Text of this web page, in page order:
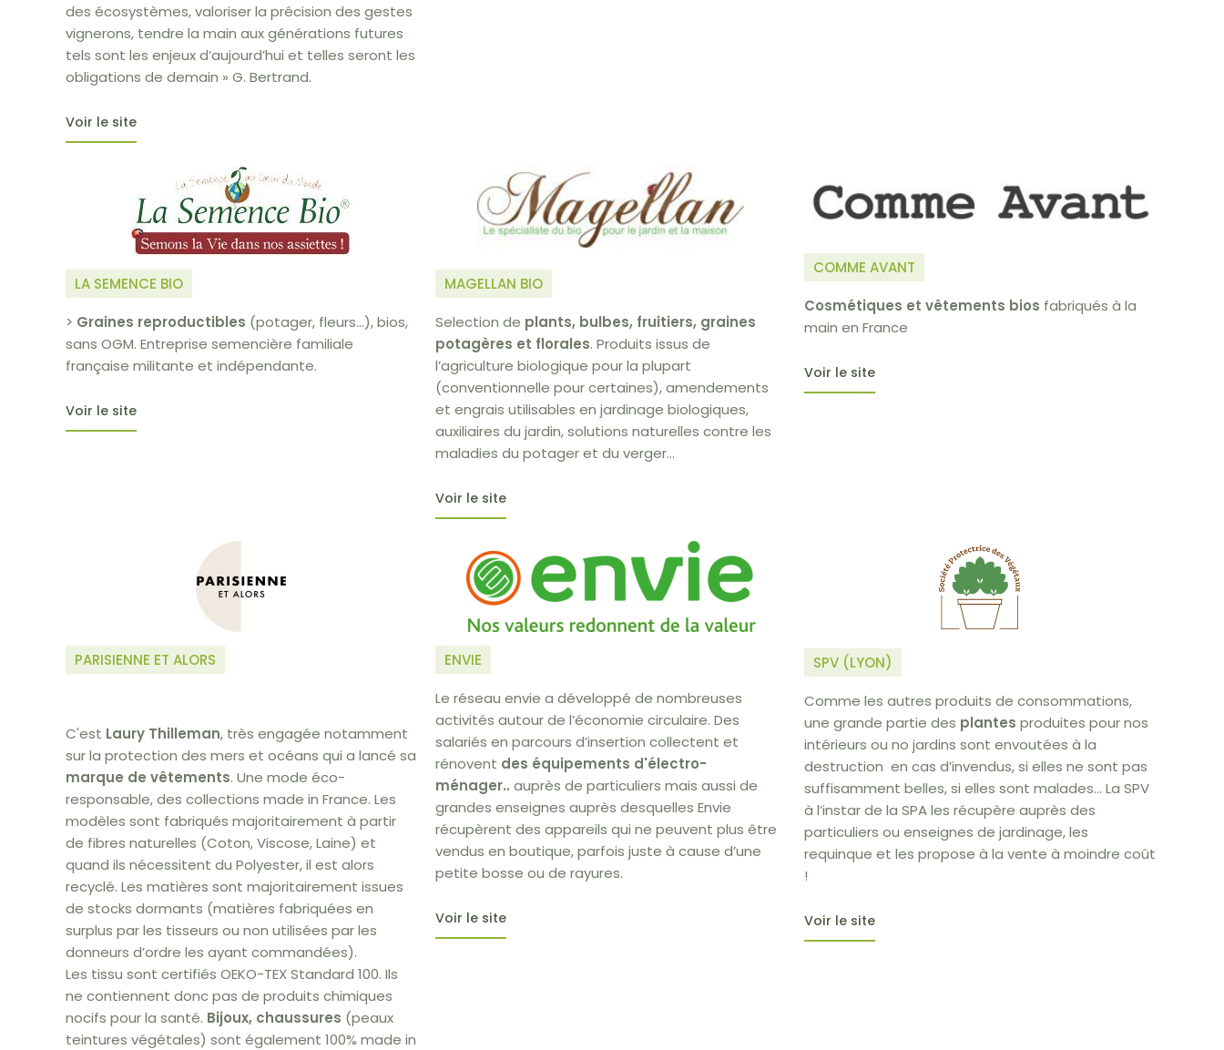
des écosystèmes, valoriser la précision des gestes
vignerons, tendre la main aux générations futures
tels sont les enjeux d’aujourd’hui et telles seront les
obligations de demain » G. Bertrand.
Voir le site
LA SEMENCE BIO
> Graines reproductibles (potager, fleurs…), bios,
sans OGM. Entreprise semencière familiale
française militante et indépendante.
Voir le site
MAGELLAN BIO
Selection de plants, bulbes, fruitiers, graines
potagères et florales. Produits issus de
l’agriculture biologique pour la plupart
(conventionnelle pour certaines), amendements
et engrais utilisables en jardinage biologiques,
auxiliaires du jardin, solutions naturelles contre les
maladies du potager et du verger...
Voir le site
COMME AVANT
Cosmétiques et vêtements bios fabriqués à la
main en France
Voir le site
PARISIENNE ET ALORS
C'est Laury Thilleman, très engagée notamment
sur la protection des mers et océans qui a lancé sa
marque de vêtements. Une mode éco-
responsable, des collections made in France. Les
modèles sont fabriqués majoritairement à partir
de fibres naturelles (Coton, Viscose, Laine) et
quand ils nécessitent du Polyester, il est alors
recyclé. Les matières sont majoritairement issues
de stocks dormants (matières fabriquées en
surplus par les tisseurs ou non utilisées par les
donneurs d’ordre les ayant commandées).
Les tissu sont certifiés OEKO-TEX Standard 100. Ils
ne contiennent donc pas de produits chimiques
nocifs pour la santé. Bijoux, chaussures (peaux
teintures végétales) sont également 100% made in
ENVIE
Le réseau envie a développé de nombreuses
activités autour de l’économie circulaire. Des
salariés en parcours d’insertion collectent et
rénovent des équipements d'électro-
ménager.. auprès de particuliers mais aussi de
grandes enseignes auprès desquelles Envie
récupèrent des appareils qui ne peuvent plus être
vendus en boutique, parfois juste à cause d’une
petite bosse ou de rayures.
Voir le site
SPV (LYON)
Comme les autres produits de consommations,
une grande partie des plantesproduites pour nos
intérieurs ou no jardins sont envoutées à la
destruction en cas d’invendus, si elles ne sont pas
suffisamment belles, si elles sont malades… La SPV
à l’instar de la SPA les récupère auprès des
particuliers ou enseignes de jardinage, les
requinque et les propose à la vente à moindre coût
!
Voir le site